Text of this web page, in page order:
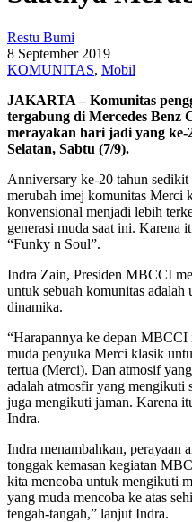
Restu Bumi
8 September 2019
KOMUNITAS, Mobil
JAKARTA – Komunitas
tergabung di Mercedes Benz
merayakan hari jadi yang
Selatan, Sabtu (7/9).
Anniversary ke-20 tahun
merubah imej komunitas Merci
konvensional menjadi lebih
generasi muda saat ini. Karena
“Funky n Soul”.
Indra Zain, Presiden MBCCI
untuk sebuah komunitas adalah
dinamika.
“Harapannya ke depan MBCCI
muda penyuka Merci klasik
tertua (Merci). Dan atmosif
adalah atmosfir yang mengikuti
juga mengikuti jaman. Karena
Indra.
Indra menambahkan, perayaan
tonggak kemasan kegiatan
kita mencoba untuk mengikuti
yang muda mencoba ke atas
tengah-tangah,” lanjut Indra.